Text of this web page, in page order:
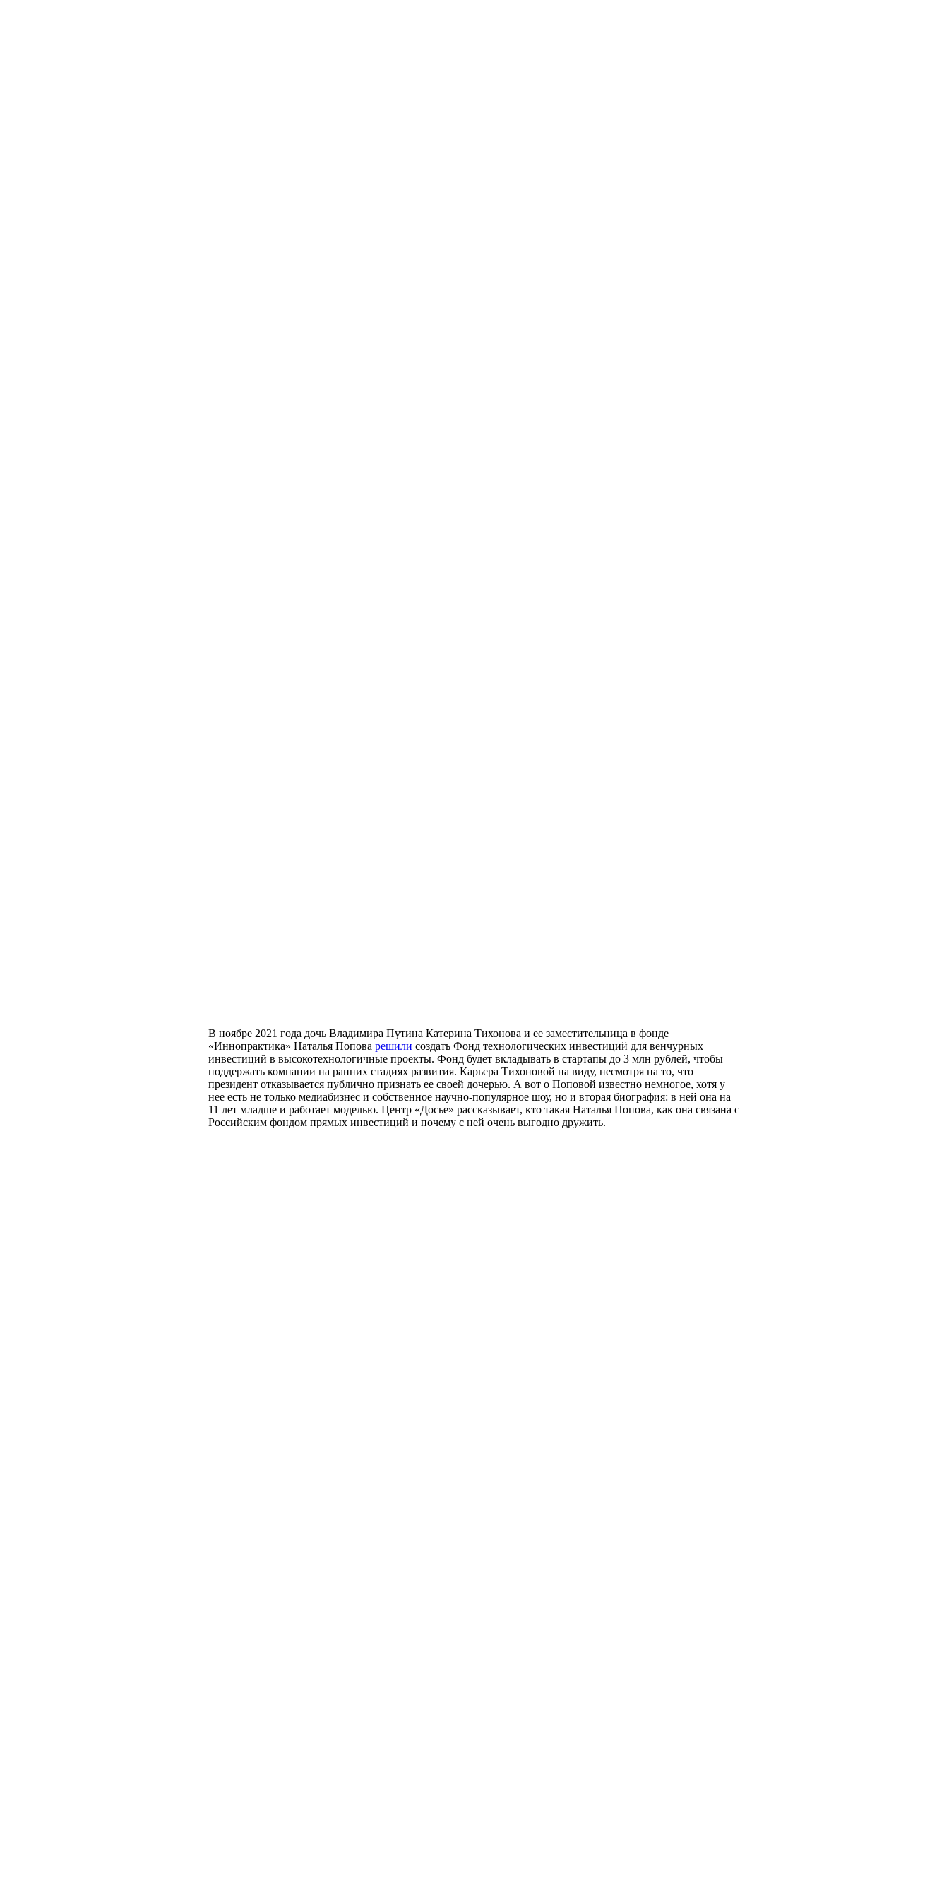
В ноябре 2021 года дочь Владимира Путина Катерина Тихонова и ее заместительница в фонде
«Иннопрактика» Наталья Попова решили создать Фонд технологических инвестиций для венчурных
инвестиций в высокотехнологичные проекты. Фонд будет вкладывать в стартапы до 3 млн рублей, чтобы
поддержать компании на ранних стадиях развития. Карьера Тихоновой на виду, несмотря на то, что
президент отказывается публично признать ее своей дочерью. А вот о Поповой известно немногое, хотя у
нее есть не только медиабизнес и собственное научно-популярное шоу, но и вторая биография: в ней она на
11 лет младше и работает моделью. Центр «Досье» рассказывает, кто такая Наталья Попова, как она связана с
Российским фондом прямых инвестиций и почему с ней очень выгодно дружить.